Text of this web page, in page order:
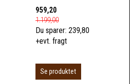
959,20
1.199,00
Du sparer: 239,80
+evt. fragt
Se produktet